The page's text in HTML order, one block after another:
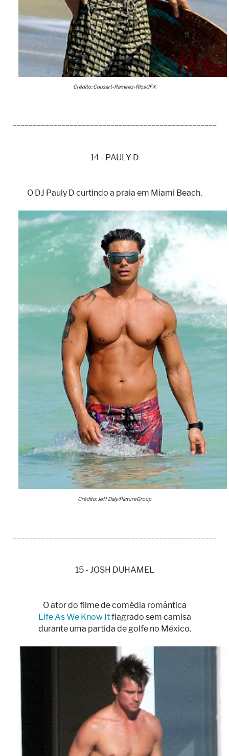
Crédito: Cousart-Ramirez-Rios/JFX
14 - PAULY D
O DJ Pauly D curtindo a praia em Miami Beach.
Crédito: Jeff Daly/PictureGroup
15 - JOSH DUHAMEL
O ator do filme de comédia romântica
Life As We Know Itflagrado sem camisa
durante uma partida de golfe no México.